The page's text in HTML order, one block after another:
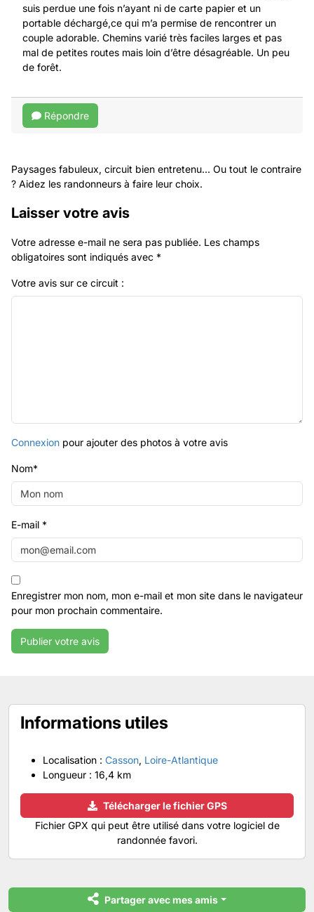
suis perdue une fois n’ayant ni de carte papier et un
portable déchargé,ce qui m’a permise de rencontrer un
couple adorable. Chemins varié très faciles larges et pas
mal de petites routes mais loin d’être désagréable. Un peu
de forêt.
Répondre
Paysages fabuleux, circuit bien entretenu... Ou tout le contraire
? Aidez les randonneurs à faire leur choix.
Laisser votre avis
Votre adresse e-mail ne sera pas publiée. Les champs
obligatoires sont indiqués avec *
Votre avis sur ce circuit :
Connexion pour ajouter des photos à votre avis
Nom*
E-mail *
Enregistrer mon nom, mon e-mail et mon site dans le navigateur
pour mon prochain commentaire.
Informations utiles
Localisation : Casson, Loire-Atlantique
Longueur : 16,4 km
Télécharger le fichier GPS
Fichier GPX qui peut être utilisé dans votre logiciel de
randonnée favori.
Partager avec mes amis